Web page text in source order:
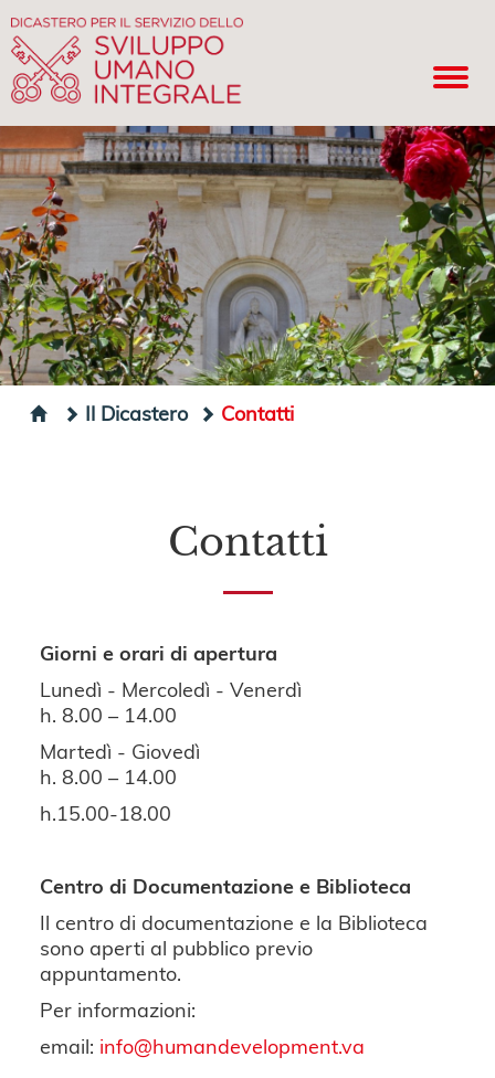
Il Dicastero Contatti
Contatti
Giorni e orari di apertura
Lunedì - Mercoledì - Venerdì
h. 8.00 – 14.00
Martedì - Giovedì
h. 8.00 – 14.00
h.15.00-18.00
Centro di Documentazione e Biblioteca
Il centro di documentazione e la Biblioteca
sono aperti al pubblico previo
appuntamento.
Per informazioni:
email: info@humandevelopment.va